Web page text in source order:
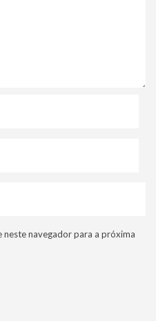
neste navegador para a próxima